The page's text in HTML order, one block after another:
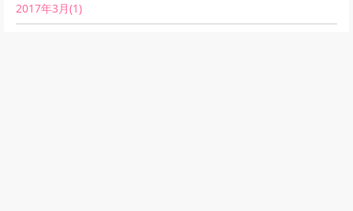
2017年3月(1)